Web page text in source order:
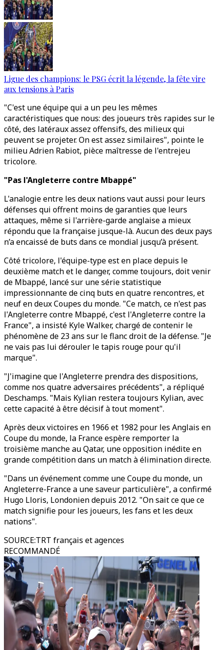
Ligue des champions: le PSG écrit la légende, la fête vire
aux tensions à Paris
"C'est une équipe qui a un peu les mêmes
caractéristiques que nous: des joueurs très rapides sur le
côté, des latéraux assez offensifs, des milieux qui
peuvent se projeter. On est assez similaires", pointe le
milieu Adrien Rabiot, pièce maîtresse de l'entrejeu
tricolore.
"Pas l'Angleterre contre Mbappé"
L'analogie entre les deux nations vaut aussi pour leurs
défenses qui offrent moins de garanties que leurs
attaques, même si l'arrière-garde anglaise a mieux
répondu que la française jusque-là. Aucun des deux pays
n’a encaissé de buts dans ce mondial jusqu’à présent.
Côté tricolore, l'équipe-type est en place depuis le
deuxième match et le danger, comme toujours, doit venir
de Mbappé, lancé sur une série statistique
impressionnante de cinq buts en quatre rencontres, et
neuf en deux Coupes du monde. "Ce match, ce n'est pas
l'Angleterre contre Mbappé, c'est l'Angleterre contre la
France", a insisté Kyle Walker, chargé de contenir le
phénomène de 23 ans sur le flanc droit de la défense. "Je
ne vais pas lui dérouler le tapis rouge pour qu'il
marque".
"J'imagine que l'Angleterre prendra des dispositions,
comme nos quatre adversaires précédents", a répliqué
Deschamps. "Mais Kylian restera toujours Kylian, avec
cette capacité à être décisif à tout moment".
Après deux victoires en 1966 et 1982 pour les Anglais en
Coupe du monde, la France espère remporter la
troisième manche au Qatar, une opposition inédite en
grande compétition dans un match à élimination directe.
"Dans un événement comme une Coupe du monde, un
Angleterre-France a une saveur particulière", a confirmé
Hugo Lloris, Londonien depuis 2012. "On sait ce que ce
match signifie pour les joueurs, les fans et les deux
nations".
SOURCE:TRT français et agences
RECOMMANDÉ